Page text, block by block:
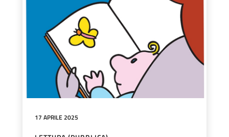
17 APRILE 2025